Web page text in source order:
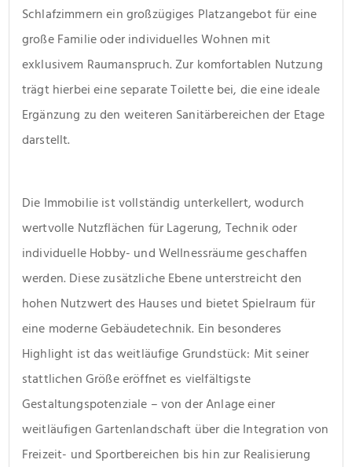
Schlafzimmern ein großzügiges Platzangebot für eine
große Familie oder individuelles Wohnen mit
exklusivem Raumanspruch. Zur komfortablen Nutzung
trägt hierbei eine separate Toilette bei, die eine ideale
Ergänzung zu den weiteren Sanitärbereichen der Etage
darstellt.
Die Immobilie ist vollständig unterkellert, wodurch
wertvolle Nutzflächen für Lagerung, Technik oder
individuelle Hobby- und Wellnessräume geschaffen
werden. Diese zusätzliche Ebene unterstreicht den
hohen Nutzwert des Hauses und bietet Spielraum für
eine moderne Gebäudetechnik. Ein besonderes
Highlight ist das weitläufige Grundstück: Mit seiner
stattlichen Größe eröffnet es vielfältigste
Gestaltungspotenziale – von der Anlage einer
weitläufigen Gartenlandschaft über die Integration von
Freizeit- und Sportbereichen bis hin zur Realisierung